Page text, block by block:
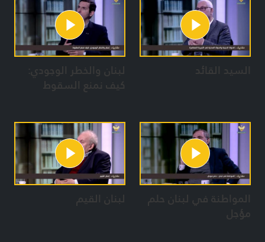
السيد القائد لبنان والخطر الوجودي:
كيف نمنع السقوط
المواطنة في لبنان حلم
مؤجل
لبنان القيم